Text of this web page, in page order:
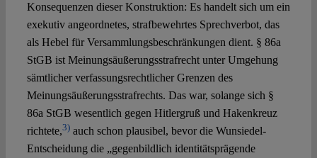
Konsequenzen dieser Konstruktion: Es handelt sich um ein
exekutiv angeordnetes, strafbewehrtes Sprechverbot, das
als Hebel für Versammlungsbeschränkungen dient. § 86a
StGB ist Meinungsäußerungsstrafrecht unter Umgehung
sämtlicher verfassungsrechtlicher Grenzen des
Meinungsäußerungsstrafrechts. Das war, solange sich §
86a StGB wesentlich gegen Hitlergruß und Hakenkreuz
richtete,3)auch schon plausibel, bevor die Wunsiedel-
Entscheidung die „gegenbildlich identitätsprägende